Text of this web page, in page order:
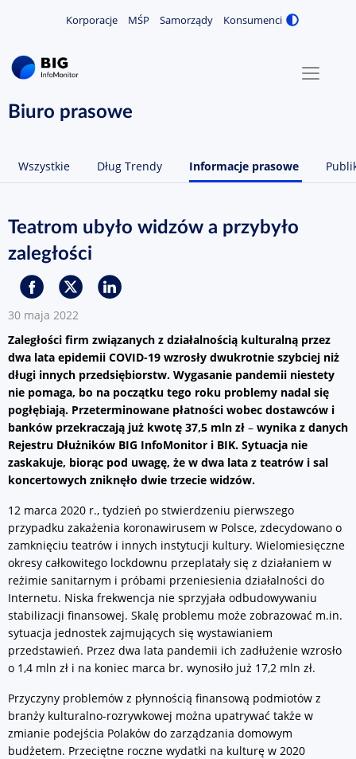
Korporacje MŚP Samorządy Konsumenci
MENU
O NAS
KONTAKT
Biuro prasowe
Wszystkie Dług Trendy Informacje prasowe
Teatrom ubyło widzów a przybyło
zaległości
30 maja 2022
Zaległości firm związanych z działalnością kulturalną przez
dwa lata epidemii COVID-19 wzrosły dwukrotnie szybciej niż
długi innych przedsiębiorstw. Wygasanie pandemii niestety
nie pomaga, bo na początku tego roku problemy nadal się
pogłębiają. Przeterminowane płatności wobec dostawców i
banków przekraczają już kwotę 37,5 mln zł – wynika z danych
Rejestru Dłużników BIG InfoMonitor i BIK. Sytuacja nie
zaskakuje, biorąc pod uwagę, że w dwa lata z teatrów i sal
koncertowych zniknęło dwie trzecie widzów.
12 marca 2020 r., tydzień po stwierdzeniu pierwszego
przypadku zakażenia koronawirusem w Polsce, zdecydowano o
zamknięciu teatrów i innych instytucji kultury. Wielomiesięczne
okresy całkowitego lockdownu przeplatały się z działaniem w
reżimie sanitarnym i próbami przeniesienia działalności do
Internetu. Niska frekwencja nie sprzyjała odbudowywaniu
stabilizacji finansowej. Skalę problemu może zobrazować m.in.
sytuacja jednostek zajmujących się wystawianiem
przedstawień. Przez dwa lata pandemii ich zadłużenie wzrosło
o 1,4 mln zł i na koniec marca br. wynosiło już 17,2 mln zł.
Przyczyny problemów z płynnością finansową podmiotów z
branży kulturalno-rozrywkowej można upatrywać także w
zmianie podejścia Polaków do zarządzania domowym
budżetem. Przeciętne roczne wydatki na kulturę w 2020